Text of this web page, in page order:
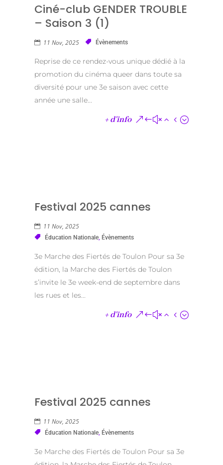
Ciné-club GENDER TROUBLE
– Saison 3 (1)
11 Nov, 2025 Évènements
Reprise de ce rendez-vous unique dédié à la
promotion du cinéma queer dans toute sa
diversité pour une 3e saison avec cette
année une salle...
+ d'info
Festival 2025 cannes
11 Nov, 2025
Éducation Nationale, Évènements
3e Marche des Fiertés de Toulon Pour sa 3e
édition, la Marche des Fiertés de Toulon
s’invite le 3e week-end de septembre dans
les rues et les...
+ d'info
Festival 2025 cannes
11 Nov, 2025
Éducation Nationale, Évènements
3e Marche des Fiertés de Toulon Pour sa 3e